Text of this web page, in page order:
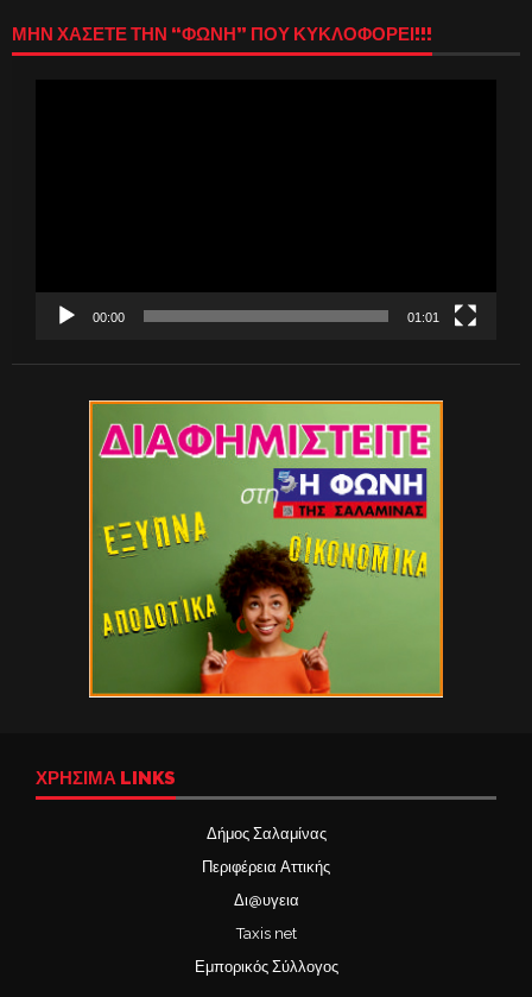
ΜΗΝ ΧΑΣΕΤΕ ΤΗΝ “ΦΩΝΗ” ΠΟΥ ΚΥΚΛΟΦΟΡΕΙ!!!
00:00 01:01
ΧΡΉΣΙΜΑ LINKS
Δήμος Σαλαμίνας
Περιφέρεια Αττικής
Δι@υγεια
Taxis net
Εμπορικός Σύλλογος